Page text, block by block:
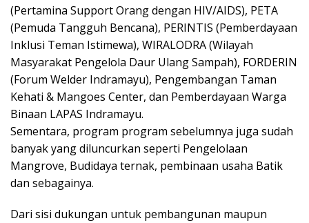
(Pertamina Support Orang dengan HIV/AIDS), PETA
(Pemuda Tangguh Bencana), PERINTIS (Pemberdayaan
Inklusi Teman Istimewa), WIRALODRA (Wilayah
Masyarakat Pengelola Daur Ulang Sampah), FORDERIN
(Forum Welder Indramayu), Pengembangan Taman
Kehati & Mangoes Center, dan Pemberdayaan Warga
Binaan LAPAS Indramayu.
Sementara, program program sebelumnya juga sudah
banyak yang diluncurkan seperti Pengelolaan
Mangrove, Budidaya ternak, pembinaan usaha Batik
dan sebagainya.
Dari sisi dukungan untuk pembangunan maupun